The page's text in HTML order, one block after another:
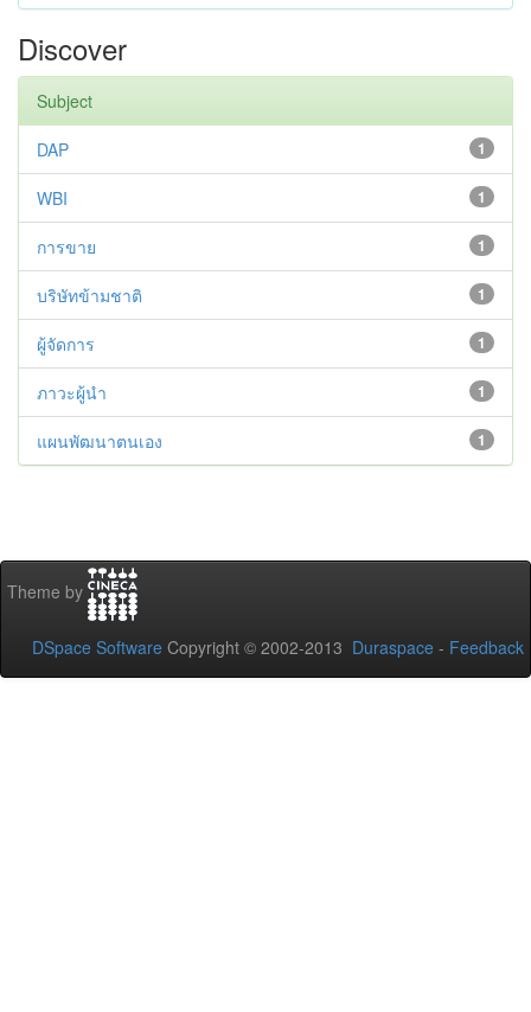
Discover
Subject
1
DAP
1
WBI
1
การขาย
1
บริษัทข้ามชาติ
1
ผู้จัดการ
1
ภาวะผู้นำ
1
แผนพัฒนาตนเอง
Theme by
DSpace Software Copyright © 2002-2013 Duraspace - Feedback